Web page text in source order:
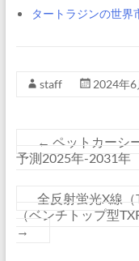
タートラジンの世界
staff 2024年6
← ペットカーシ
予測2025年-2031年
全反射蛍光X線
（ベンチトップ型
→